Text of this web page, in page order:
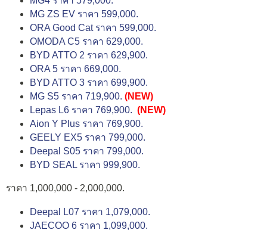
MG ZS EV ราคา 599,000.
ORA Good Cat ราคา 599,000.
OMODA C5 ราคา 629,000.
BYD ATTO 2 ราคา 629,900.
ORA 5 ราคา 669,000.
BYD ATTO 3 ราคา 699,900.
MG S5 ราคา 719,900. (NEW)
Lepas L6 ราคา 769,900. (NEW)
Aion Y Plus ราคา 769,900.
GEELY EX5 ราคา 799,000.
Deepal S05 ราคา 799,000.
BYD SEAL ราคา 999,900.
ราคา 1,000,000 - 2,000,000.
Deepal L07 ราคา 1,079,000.
JAECOO 6 ราคา 1,099,000.